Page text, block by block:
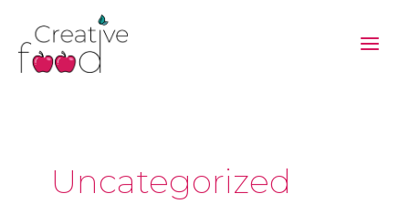
treści
Uncategorized